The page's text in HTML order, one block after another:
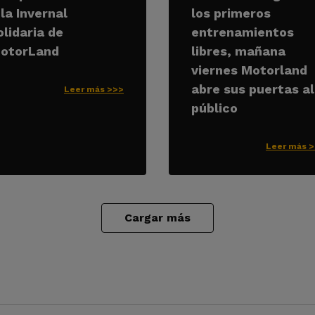
Invernal
de
Leer más >>>
los primeros
entrenamientos
libres, mañana
viernes Motorland
abre sus puertas al
público
Leer más
Cargar más